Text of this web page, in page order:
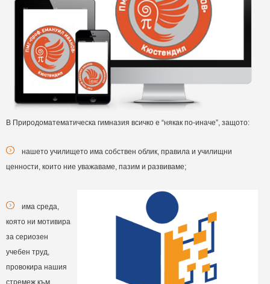
В Природоматематическа гимназия всичко е “някак по-иначе”, защото:
нашето училището има собствен облик, правила и училищни
ценности, които ние уважаваме, пазим и развиваме;
има среда,
която ни мотивира
за сериозен
учебен труд,
провокира нашия
стремеж към